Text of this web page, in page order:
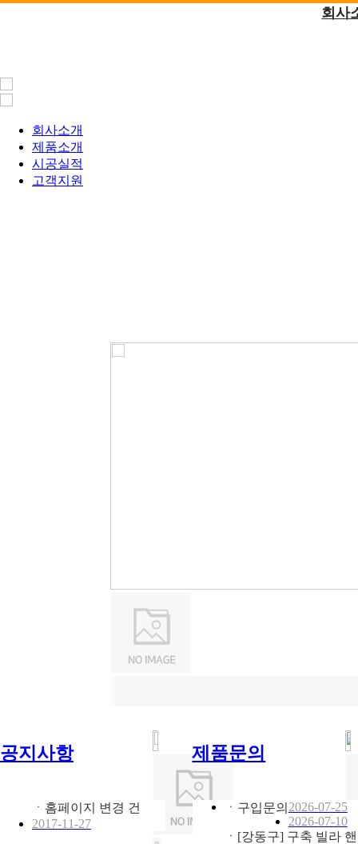
회사
회사소개
제품소개
시공실적
고객지원
공지사항
ㆍ홈페이지 변경 건
2017-11-27
제품문의
ㆍ구입문의 2026-07-25
ㆍ[강동구] 구축 빌라 핸
2026-07-10